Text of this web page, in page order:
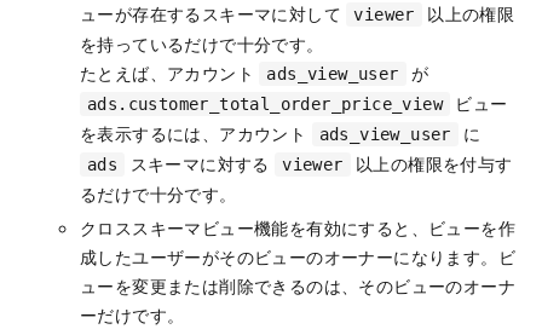
ューが存在するスキーマに対して
viewer
以上の権限
を持っているだけで十分です。
たとえば、アカウント
ads_view_user が
ads.customer_total_order_price_view
ビュー
を表示するには、アカウント
ads_view_user に
ads スキーマに対する viewer
以上の権限を付与す
るだけで十分です。
クロススキーマビュー機能を有効にすると、ビューを作
成したユーザーがそのビューのオーナーになります。ビ
ューを変更または削除できるのは、そのビューのオーナ
ーだけです。